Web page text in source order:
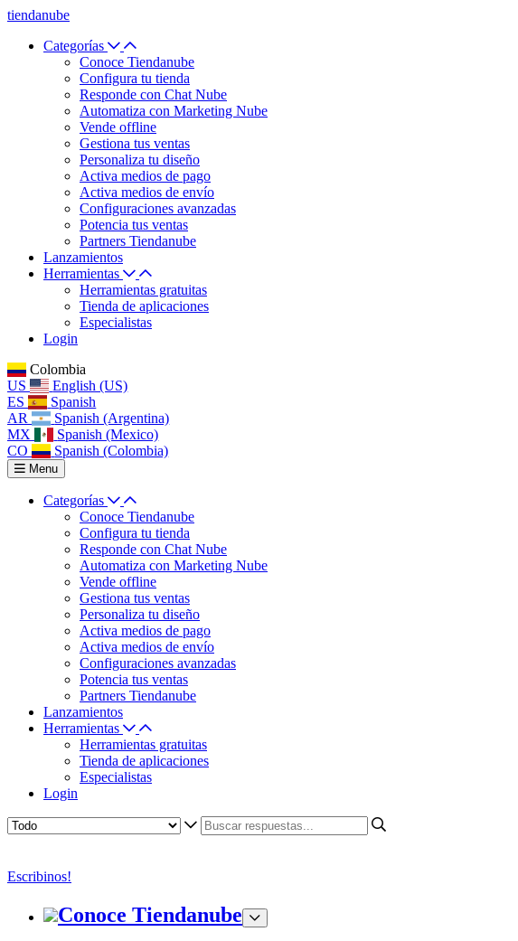
tiendanube
Categorías
Conoce Tiendanube
Configura tu tienda
Responde con Chat Nube
Automatiza con Marketing Nube
Vende offline
Gestiona tus ventas
Personaliza tu diseño
Activa medios de pago
Activa medios de envío
Configuraciones avanzadas
Potencia tus ventas
Partners Tiendanube
Lanzamientos
Herramientas
Herramientas gratuitas
Tienda de aplicaciones
Especialistas
Login
Colombia
US
English (US)
ES
Spanish
AR
Spanish (Argentina)
MX
Spanish (Mexico)
CO
Spanish (Colombia)
Menu
Categorías
Conoce Tiendanube
Configura tu tienda
Responde con Chat Nube
Automatiza con Marketing Nube
Vende offline
Gestiona tus ventas
Personaliza tu diseño
Activa medios de pago
Activa medios de envío
Configuraciones avanzadas
Potencia tus ventas
Partners Tiendanube
Lanzamientos
Herramientas
Herramientas gratuitas
Tienda de aplicaciones
Especialistas
Login
Escribinos!
Conoce Tiendanube